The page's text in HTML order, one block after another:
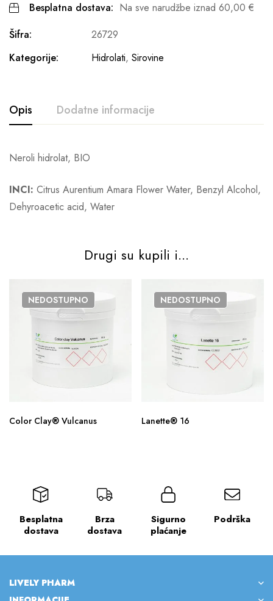
Besplatna dostava: Na sve narudžbe iznad 60,00 €
Šifra:
26729
Kategorije:
Hidrolati, Sirovine
Opis Dodatne informacije
Neroli hidrolat, BIO
INCI: Citrus Aurentium Amara Flower Water, Benzyl Alcohol,
Dehyroacetic acid, Water
Drugi su kupili i...
NEDOSTUPNO
Color Clay® Vulcanus
NEDOSTUPNO
Lanette® 16
Besplatna
dostava
Brza
dostava
Sigurno
plaćanje
Podrška
LIVELY PHARM